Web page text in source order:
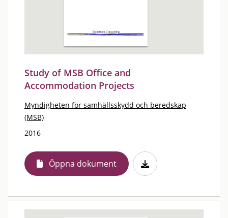
Study of MSB Office and
Accommodation Projects
Myndigheten för samhällsskydd och beredskap
(MSB)
2016
Öppna dokument